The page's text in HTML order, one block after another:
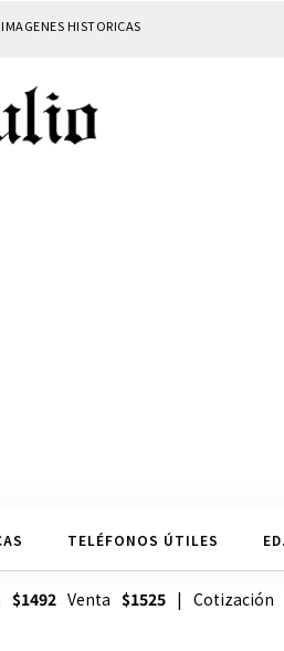
IMAGENES HISTORICAS
TELÉFONOS ÚTILES
$1492Venta $1525| Cotización